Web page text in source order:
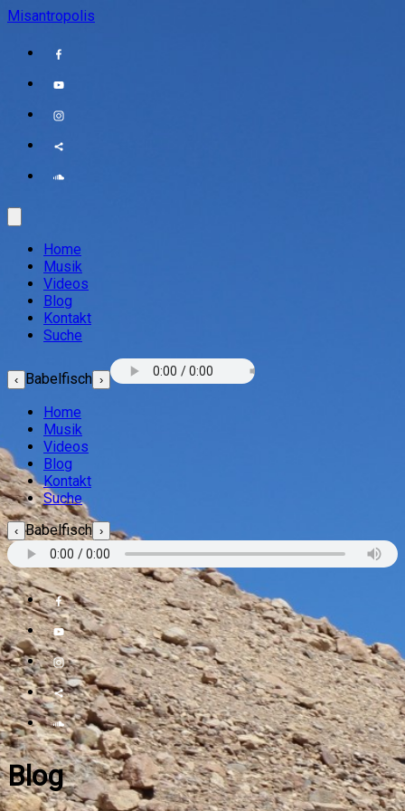
Misantropolis
Home
Musik
Videos
Blog
Kontakt
Suche
‹ Babelfisch ›
Home
Musik
Videos
Blog
Kontakt
Suche
‹ Babelfisch ›
Blog